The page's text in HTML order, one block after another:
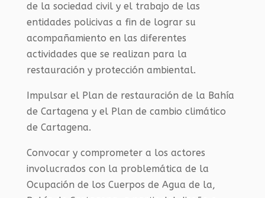
de la sociedad civil y el trabajo de las
entidades policivas a fin de lograr su
acompañamiento en las diferentes
actividades que se realizan para la
restauración y protección ambiental.
Impulsar el Plan de restauración de la Bahía
de Cartagena y el Plan de cambio climático
de Cartagena.
Convocar y comprometer a los actores
involucrados con la problemática de la
Ocupación de los Cuerpos de Agua de la,